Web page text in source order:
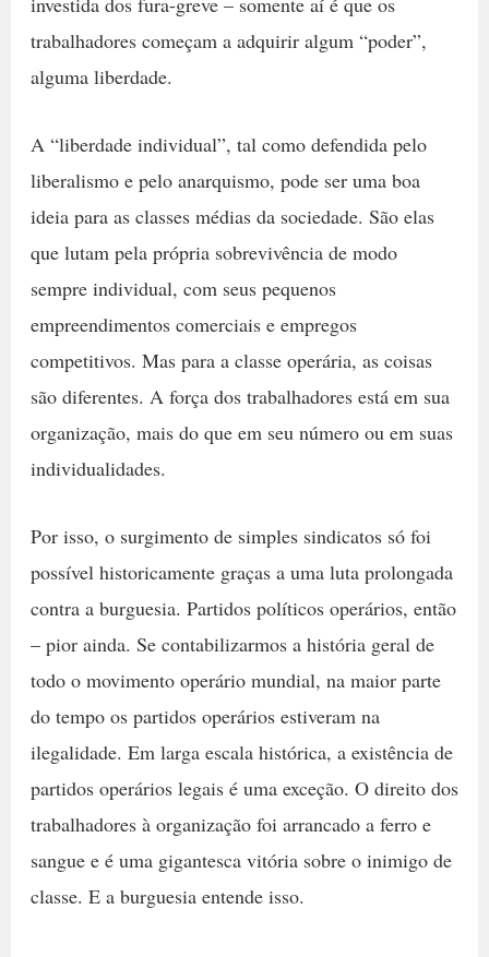
trabalhadores começam a adquirir algum “poder”,
alguma liberdade.
A “liberdade individual”, tal como defendida pelo
liberalismo e pelo anarquismo, pode ser uma boa
ideia para as classes médias da sociedade. São elas
que lutam pela própria sobrevivência de modo
sempre individual, com seus pequenos
empreendimentos comerciais e empregos
competitivos. Mas para a classe operária, as coisas
são diferentes. A força dos trabalhadores está em sua
organização, mais do que em seu número ou em suas
individualidades.
Por isso, o surgimento de simples sindicatos só foi
possível historicamente graças a uma luta prolongada
contra a burguesia. Partidos políticos operários, então
– pior ainda. Se contabilizarmos a história geral de
todo o movimento operário mundial, na maior parte
do tempo os partidos operários estiveram na
ilegalidade. Em larga escala histórica, a existência de
partidos operários legais é uma exceção. O direito dos
trabalhadores à organização foi arrancado a ferro e
sangue e é uma gigantesca vitória sobre o inimigo de
classe. E a burguesia entende isso.